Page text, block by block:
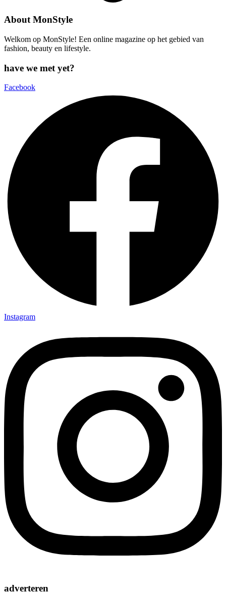
About MonStyle
Welkom op MonStyle! Een online magazine op het gebied van
fashion, beauty en lifestyle.
have we met yet?
Facebook
Instagram
adverteren